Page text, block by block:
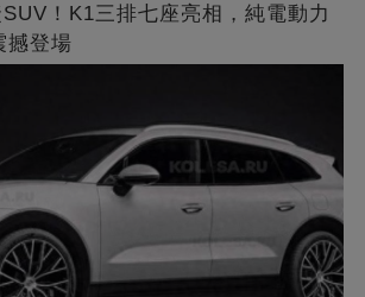
！K1三排七座亮相，純電動力
撼登場